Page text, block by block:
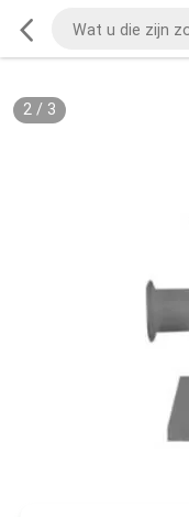
2/ 3